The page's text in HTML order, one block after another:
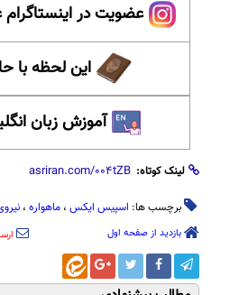
عضویت در اینستاگرام
این لحظه با
آموزش زبان
لینک کوتاه:
برچسب ها: اسپیس ایکس ، ماهواره ،
بازدید از صفحه اول